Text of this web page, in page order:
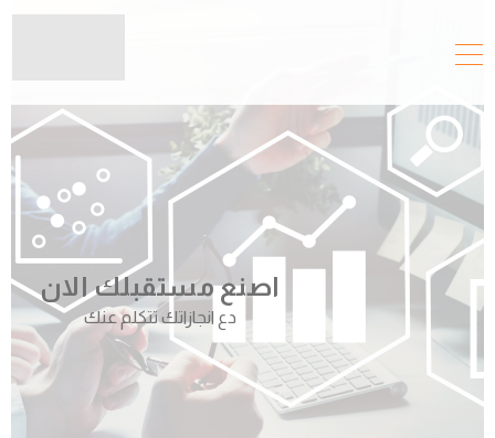
اصنع مستقبلك الان
دع انجازاتك تتكلم عنك